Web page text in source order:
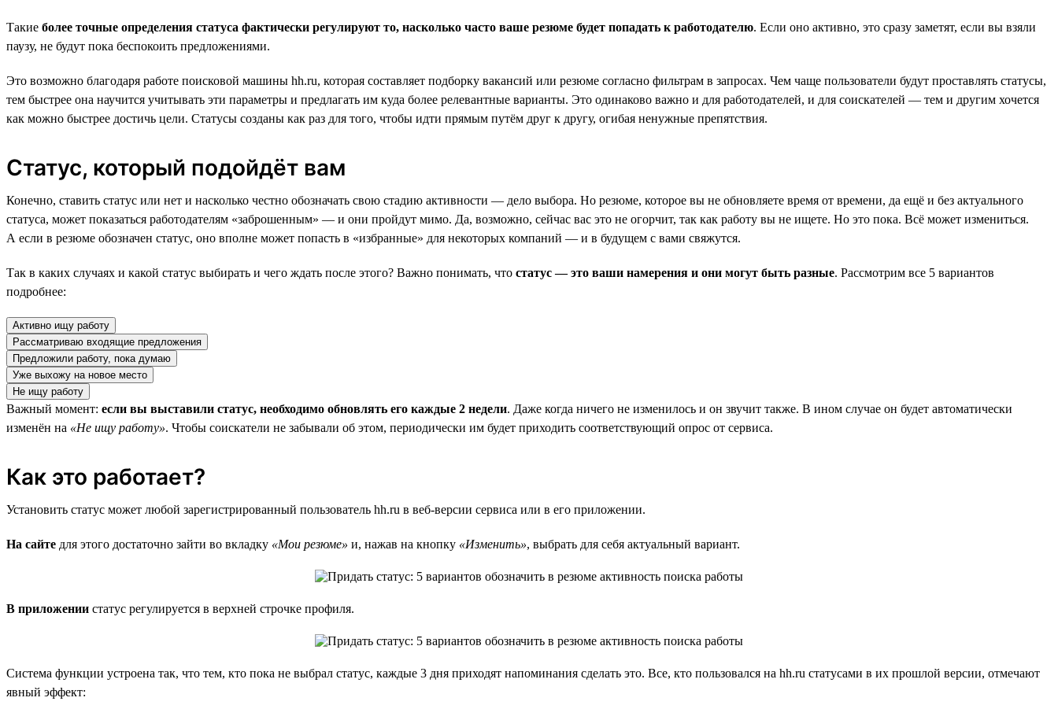
Такие более точные определения статуса фактически регулируют то, насколько часто ваше резюме будет попадать к работодателю. Если оно активно, это сразу заметят, если вы взяли
паузу, не будут пока беспокоить предложениями.
Это возможно благодаря работе поисковой машины hh.ru, которая составляет подборку вакансий или резюме согласно фильтрам в запросах. Чем чаще пользователи будут проставлять статусы,
тем быстрее она научится учитывать эти параметры и предлагать им куда более релевантные варианты. Это одинаково важно и для работодателей, и для соискателей — тем и другим хочется
как можно быстрее достичь цели. Статусы созданы как раз для того, чтобы идти прямым путём друг к другу, огибая ненужные препятствия.
Статус, который подойдёт вам
Конечно, ставить статус или нет и насколько честно обозначать свою стадию активности — дело выбора. Но резюме, которое вы не обновляете время от времени, да ещё и без актуального
статуса, может показаться работодателям «заброшенным» — и они пройдут мимо. Да, возможно, сейчас вас это не огорчит, так как работу вы не ищете. Но это пока. Всё может измениться.
А если в резюме обозначен статус, оно вполне может попасть в «избранные» для некоторых компаний — и в будущем с вами свяжутся.
Так в каких случаях и какой статус выбирать и чего ждать после этого? Важно понимать, что статус — это ваши намерения и они могут быть разные. Рассмотрим все 5 вариантов
подробнее:
Активно ищу работу
Рассматриваю входящие предложения
Предложили работу, пока думаю
Уже выхожу на новое место
Не ищу работу
Важный момент: если вы выставили статус, необходимо обновлять его каждые 2 недели. Даже когда ничего не изменилось и он звучит также. В ином случае он будет автоматически
изменён на «Не ищу работу». Чтобы соискатели не забывали об этом, периодически им будет приходить соответствующий опрос от сервиса.
Как это работает?
Установить статус может любой зарегистрированный пользователь hh.ru в веб-версии сервиса или в его приложении.
На сайте для этого достаточно зайти во вкладку «Мои резюме» и, нажав на кнопку «Изменить», выбрать для себя актуальный вариант.
В приложении статус регулируется в верхней строчке профиля.
Система функции устроена так, что тем, кто пока не выбрал статус, каждые 3 дня приходят напоминания сделать это. Все, кто пользовался на hh.ru статусами в их прошлой версии, отмечают
явный эффект: